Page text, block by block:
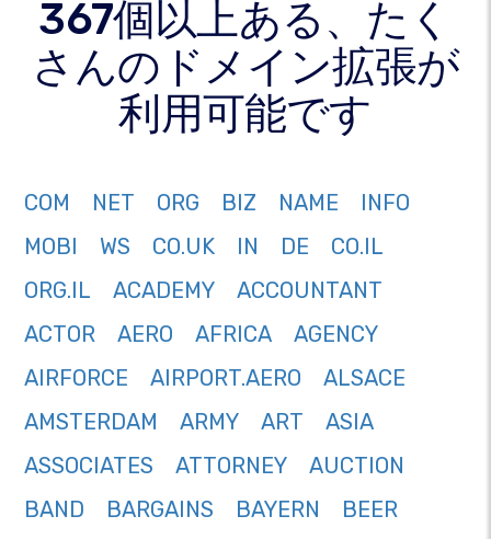
367個以上ある、たく
さんのドメイン拡張が
利用可能です
COM NET ORG BIZ NAME
INFO
MOBI
WS CO.UK IN DE
CO.IL
ORG.IL
ACADEMY
ACCOUNTANT
ACTOR
AERO AFRICA
AGENCY
AIRFORCE
AIRPORT.AERO
ALSACE
AMSTERDAM
ARMY ART
ASIA
ASSOCIATES
ATTORNEY
AUCTION
BAND
BARGAINS BAYERN
BEER